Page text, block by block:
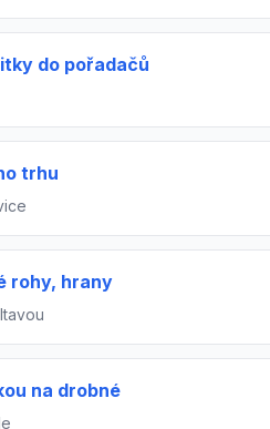
do pořadačů
trhu
rohy, hrany
na drobné